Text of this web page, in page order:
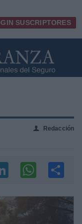
SUSCRIPTORES
👤 Redacción